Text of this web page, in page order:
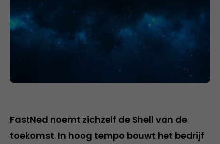
FastNed noemt zichzelf de Shell van de
toekomst. In hoog tempo bouwt het bedrijf